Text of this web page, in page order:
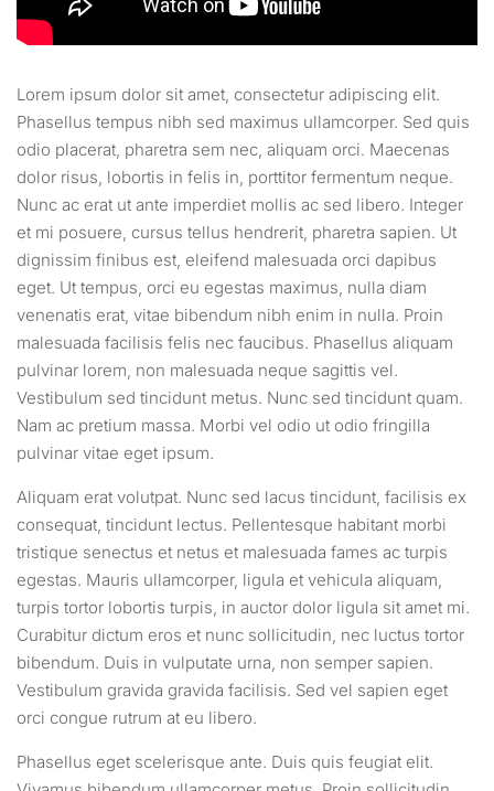
Lorem ipsum dolor sit amet, consectetur adipiscing elit.
Phasellus tempus nibh sed maximus ullamcorper. Sed quis
odio placerat, pharetra sem nec, aliquam orci. Maecenas
dolor risus, lobortis in felis in, porttitor fermentum neque.
Nunc ac erat ut ante imperdiet mollis ac sed libero. Integer
et mi posuere, cursus tellus hendrerit, pharetra sapien. Ut
dignissim finibus est, eleifend malesuada orci dapibus
eget. Ut tempus, orci eu egestas maximus, nulla diam
venenatis erat, vitae bibendum nibh enim in nulla. Proin
malesuada facilisis felis nec faucibus. Phasellus aliquam
pulvinar lorem, non malesuada neque sagittis vel.
Vestibulum sed tincidunt metus. Nunc sed tincidunt quam.
Nam ac pretium massa. Morbi vel odio ut odio fringilla
pulvinar vitae eget ipsum.
Aliquam erat volutpat. Nunc sed lacus tincidunt, facilisis ex
consequat, tincidunt lectus. Pellentesque habitant morbi
tristique senectus et netus et malesuada fames ac turpis
egestas. Mauris ullamcorper, ligula et vehicula aliquam,
turpis tortor lobortis turpis, in auctor dolor ligula sit amet mi.
Curabitur dictum eros et nunc sollicitudin, nec luctus tortor
bibendum. Duis in vulputate urna, non semper sapien.
Vestibulum gravida gravida facilisis. Sed vel sapien eget
orci congue rutrum at eu libero.
Phasellus eget scelerisque ante. Duis quis feugiat elit.